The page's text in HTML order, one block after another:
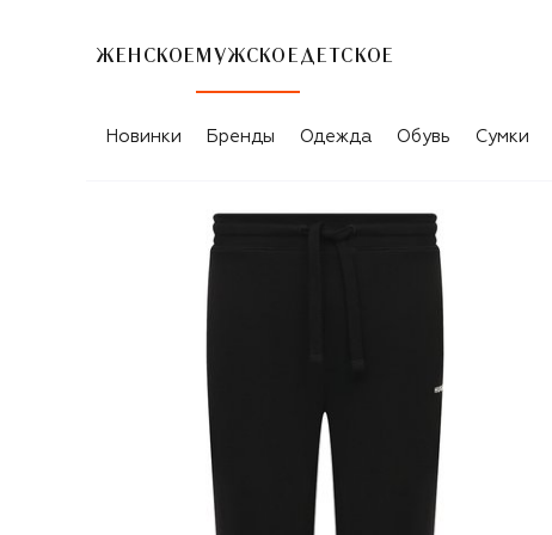
ЖЕНСКОЕ МУЖСКОЕ ДЕТСКОЕ
Новинки Бренды Одежда Обувь Сумки